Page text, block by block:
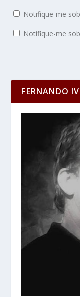
Notifique-me
Notifique-me
FERNANDO